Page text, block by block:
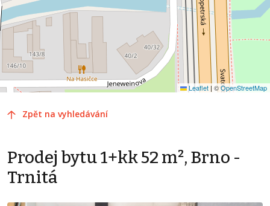
Leaflet | ©OpenStreetMap
Zpět na vyhledávání
Prodej bytu 1+kk 52 m², Brno -
Trnitá